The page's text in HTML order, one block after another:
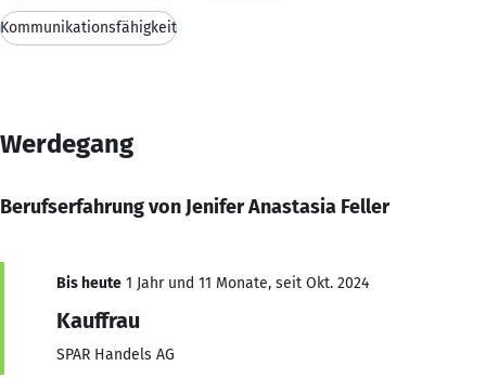
Kommunikationsfähigkeit
Werdegang
Berufserfahrung von Jenifer Anastasia Feller
Bis heute 1 Jahr und 11 Monate, seit Okt. 2024
Kauffrau
SPAR Handels AG